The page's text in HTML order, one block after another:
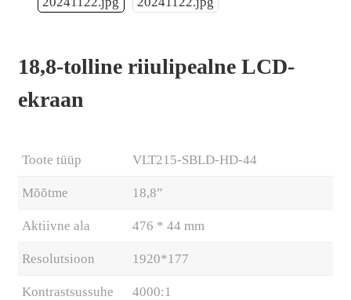
18,8-tolline riiulipealne LCD-
ekraan
Toote tüüp VLT215-SBLD-HD-44
Mõõtme 18,8”
Aktiivne ala 476 * 44 mm
Resolutsioon 1920*177
Kontrastsussuhe 4000:1